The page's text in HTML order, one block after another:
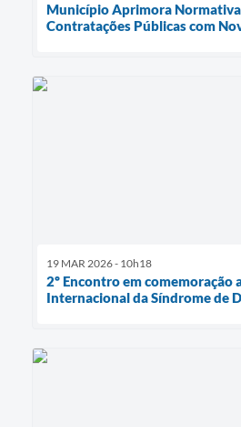
Município Aprimora
Contratações Públicas com
19 MAR 2026 - 10h18
2º Encontro em comemoração
Internacional da Síndrome de